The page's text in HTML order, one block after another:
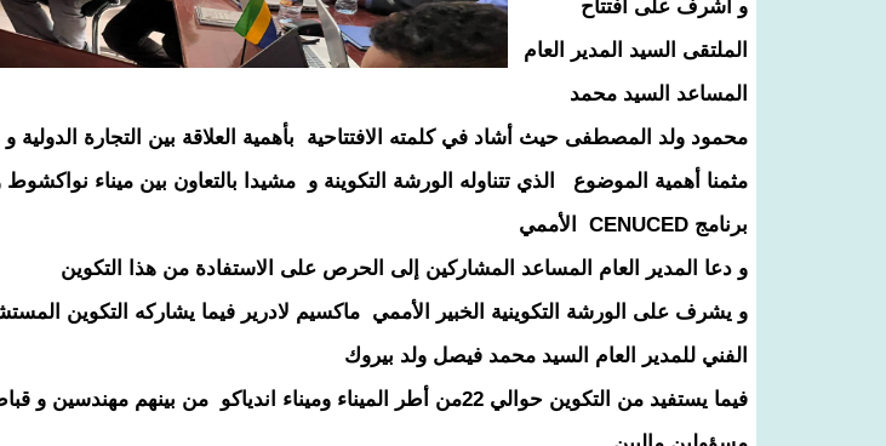
و أشرف على افتتاح
الملتقى السيد المدير العام
المساعد السيد محمد
محمود ولد المصطفى حيث أشاد في كلمته الافتتاحية بأهمية العلاقة بين التجارة الدولية و
مثمنا أهمية الموضوع الذي تتناوله الورشة التكوينة و مشيدا بالتعاون بين ميناء نواكشوط
برنامج CENUCED الأممي
و دعا المدير العام المساعد المشاركين إلى الحرص على الاستفادة من هذا التكوين
و يشرف على الورشة التكوينية الخبير الأممي ماكسيم لادرير فيما يشاركه التكوين
الفني للمدير العام السيد محمد فيصل ولد بيروك
فيما يستفيد من التكوين حوالي 22من أطر الميناء وميناء اندياكو من بينهم مهندسين و